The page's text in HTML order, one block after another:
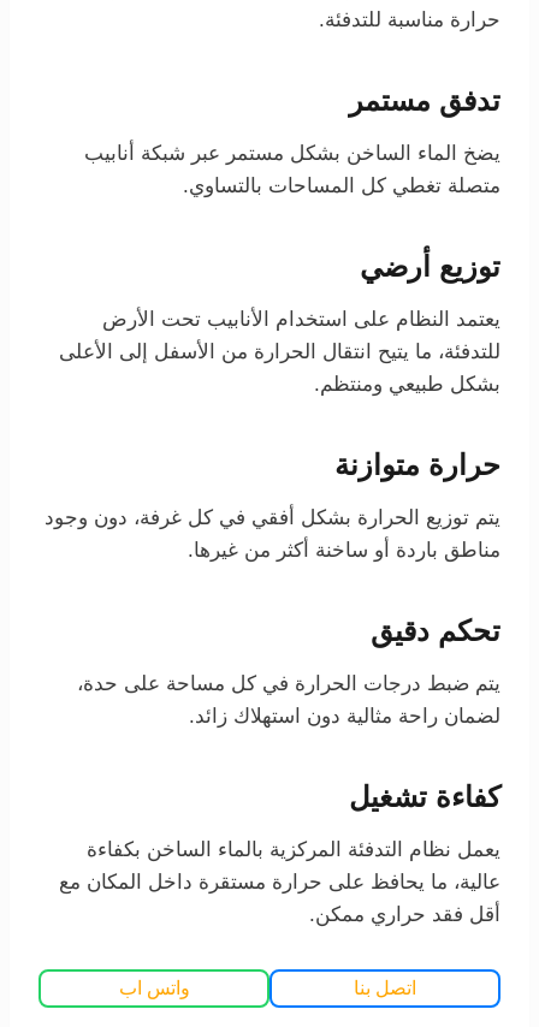
حرارة مناسبة للتدفئة.
تدفق مستمر
يضخ الماء الساخن بشكل مستمر عبر شبكة أنابيب
متصلة تغطي كل المساحات بالتساوي.
توزيع أرضي
يعتمد النظام على استخدام الأنابيب تحت الأرض
للتدفئة، ما يتيح انتقال الحرارة من الأسفل إلى الأعلى
بشكل طبيعي ومنتظم.
حرارة متوازنة
يتم توزيع الحرارة بشكل أفقي في كل غرفة، دون وجود
مناطق باردة أو ساخنة أكثر من غيرها.
تحكم دقيق
يتم ضبط درجات الحرارة في كل مساحة على حدة،
لضمان راحة مثالية دون استهلاك زائد.
كفاءة تشغيل
يعمل نظام التدفئة المركزية بالماء الساخن بكفاءة
عالية، ما يحافظ على حرارة مستقرة داخل المكان مع
أقل فقد حراري ممكن.
اتصل بنا واتس اب